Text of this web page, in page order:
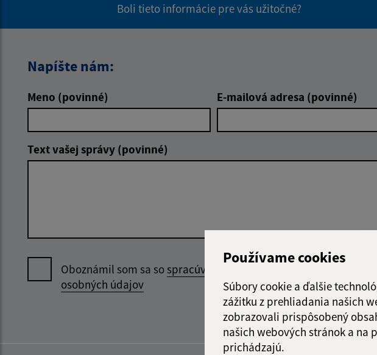
Používame cookies
Súbory cookie a ďalšie
zážitku z prehliadania našich
zobrazovali prispôsobený
našich webových stránok a na
prichádzajú.
Boli tieto informácie pre vás užitočné?
Napíšte nám:
Meno (povinné) E-mailová adresa (povinné)
Text vašej správy (povinné)
Oboznámil som sa sospracúvaním
osobných údajov
Google reCaptcha